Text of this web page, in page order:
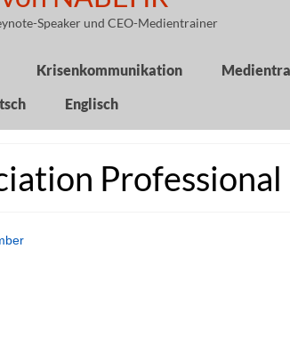
Speaker und CEO-Medientrainer
Krisenkommunikation
Englisch